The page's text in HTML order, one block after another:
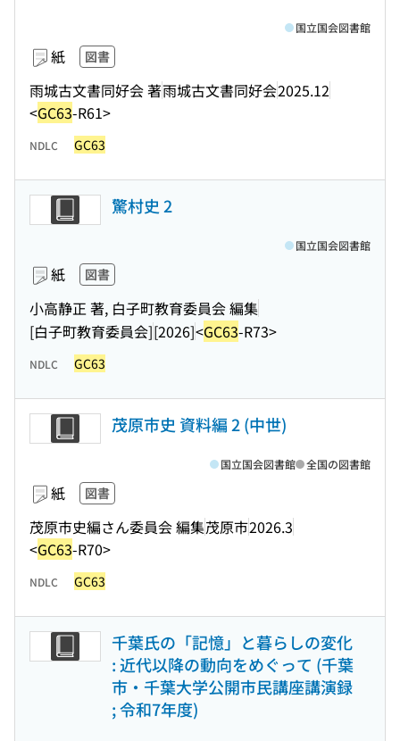
紙 図書
雨城古文書同好会 著雨城古文書同好会2025.12
<GC63-R61>
国立国会図書館
NDLC GC63
驚村史 2
紙 図書
小高静正 著, 白子町教育委員会 編集
[白子町教育委員会][2026]<GC63-R73>
国立国会図書館
NDLC GC63
茂原市史 資料編 2 (中世)
紙 図書
茂原市史編さん委員会 編集茂原市2026.3
<GC63-R70>
国立国会図書館 全国の図書館
NDLC GC63
千葉氏の「記憶」と暮らしの変化
: 近代以降の動向をめぐって (千葉
市・千葉大学公開市民講座講演録
; 令和7年度)